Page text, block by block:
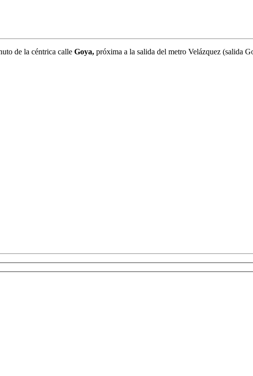
de la céntrica calle Goya, próxima a la salida del metro Velázquez (salida